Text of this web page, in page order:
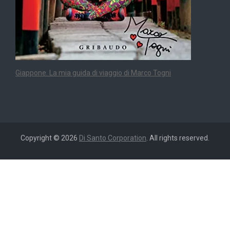
Giappone. La mia guida di viaggio di Marco Togni
Copyright © 2026 Di Santo Corporation. All rights reserved.